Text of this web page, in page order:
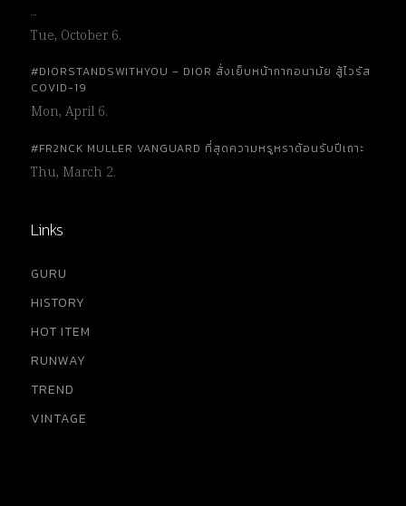
…
Tue, October 6.
#DIORSTANDSWITHYOU – DIOR สั่งเย็บหน้ากากอนามัย สู้ไวรัส
COVID-19
Mon, April 6.
#FR2NCK MULLER VANGUARD ที่สุดความหรูหราต้อนรับปีเถาะ
Thu, March 2.
Links
GURU
HISTORY
HOT ITEM
RUNWAY
TREND
VINTAGE